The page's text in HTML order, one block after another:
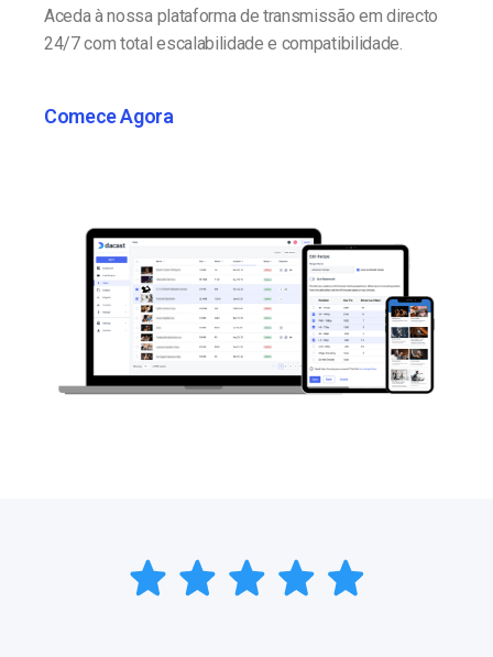
Aceda à nossa plataforma de transmissão em directo
24/7 com total escalabilidade e compatibilidade.
Comece Agora